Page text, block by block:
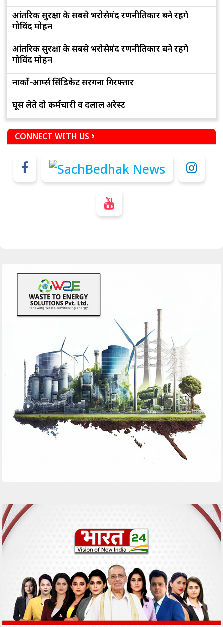
आंतरिक सुरक्षा के सबसे भरोसेमंद रणनीतिकार बने रहेंगे
गोविंद मोहन
आंतरिक सुरक्षा के सबसे भरोसेमंद रणनीतिकार बने रहेंगे
गोविंद मोहन
नार्को-आर्म्स सिंडिकेट सरगना गिरफ्तार
घूस लेते दो कर्मचारी व दलाल अरेस्ट
CONNECT WITH US